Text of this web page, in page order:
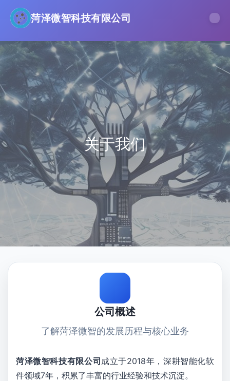
菏泽微智科技有限公司
关于我们
公司概述
了解菏泽微智的发展历程与核心业务
菏泽微智科技有限公司 成立于2018年，深耕智能化软
件领域7年 ，积累了丰富的行业经验和技术沉淀。